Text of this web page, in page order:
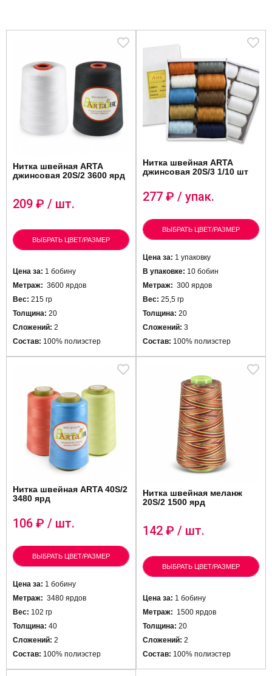
Нитка швейная ARTA
джинсовая 20S/2 3600 ярд
209 ₽ / шт.
ВЫБРАТЬ ЦВЕТ/РАЗМЕР
Цена за: 1 бобину
Метраж: 3600 ярдов
Вес: 215 гр
Толщина: 20
Сложений: 2
Состав: 100% полиэстер
Нитка швейная ARTA
джинсовая 20S/3 1/10 шт
277 ₽ / упак.
ВЫБРАТЬ ЦВЕТ/РАЗМЕР
Цена за: 1 упаковку
В упаковке: 10 бобин
Метраж: 300 ярдов
Вес: 25,5 гр
Толщина: 20
Сложений: 3
Состав: 100% полиэстер
Нитка швейная ARTA 40S/2
3480 ярд
106 ₽ / шт.
ВЫБРАТЬ ЦВЕТ/РАЗМЕР
Цена за: 1 бобину
Метраж: 3480 ярдов
Вес: 102 гр
Толщина: 40
Сложений: 2
Состав: 100% полиэстер
Нитка швейная меланж
20S/2 1500 ярд
142 ₽ / шт.
ВЫБРАТЬ ЦВЕТ/РАЗМЕР
Цена за: 1 бобину
Метраж: 1500 ярдов
Толщина: 20
Сложений: 2
Состав: 100% полиэстер